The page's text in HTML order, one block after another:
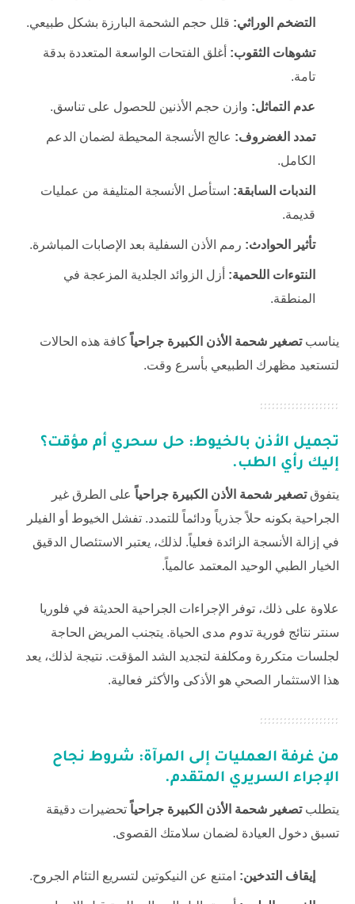
التضخم الوراثي: قلل حجم الشحمة البارزة بشكل طبيعي.
تشوهات الثقوب: أغلق الفتحات الواسعة المتعددة بدقة
تامة.
عدم التماثل: وازن حجم الأذنين للحصول على تناسق.
تمدد الغضروف: عالج الأنسجة المحيطة لضمان الدعم
الكامل.
الندبات السابقة: استأصل الأنسجة المتليفة من عمليات
قديمة.
تأثير الحوادث: رمم الأذن السفلية بعد الإصابات المباشرة.
النتوءات اللحمية: أزل الزوائد الجلدية المزعجة في
المنطقة.
يناسبتصغير شحمة الأذن الكبيرة جراحياً كافة هذه الحالات
لتستعيد مظهرك الطبيعي بأسرع وقت.
تجميل الأذن بالخيوط: حل سحري أم مؤقت؟
إليك رأي الطب.
يتفوقتصغير شحمة الأذن الكبيرة جراحياً على الطرق غير
الجراحية بكونه حلاً جذرياً ودائماً للتمدد. تفشل الخيوط أو الفيلر
في إزالة الأنسجة الزائدة فعلياً. لذلك، يعتبر الاستئصال الدقيق
الخيار الطبي الوحيد المعتمد عالمياً.
علاوة على ذلك، توفر الإجراءات الجراحية الحديثة في فلوريا
سنتر نتائج فورية تدوم مدى الحياة. يتجنب المريض الحاجة
لجلسات متكررة ومكلفة لتجديد الشد المؤقت. نتيجة لذلك، يعد
هذا الاستثمار الصحي هو الأذكى والأكثر فعالية.
من غرفة العمليات إلى المرآة: شروط نجاح
الإجراء السريري المتقدم.
يتطلبتصغير شحمة الأذن الكبيرة جراحياً تحضيرات دقيقة
تسبق دخول العيادة لضمان سلامتك القصوى.
إيقاف التدخين: امتنع عن النيكوتين لتسريع التئام الجروح.